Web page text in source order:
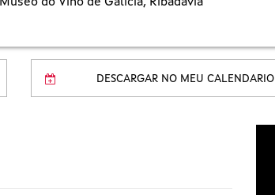
DESCARGAR NO MEU CALENDARIO